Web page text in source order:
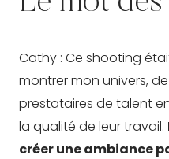
Cathy : Ce shooting
montrer mon univers,
prestataires de talent
la qualité de leur travail.
créer une ambiance